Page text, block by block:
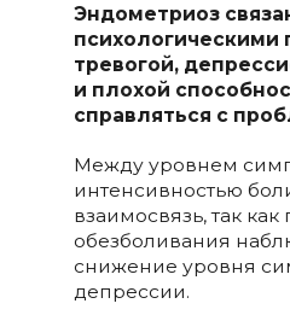
Эндометриоз
тревогой,
и плохой
справляться с
Между уровнем
интенсивностью
взаимосвязь, так как
обезболивания
снижение уровня
депрессии.